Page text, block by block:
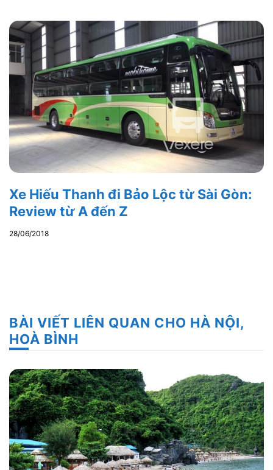
Xe Hiếu Thanh đi Bảo Lộc từ Sài Gòn:
Review từ A đến Z
28/06/2018
BÀI VIẾT LIÊN QUAN CHO HÀ NỘI,
HOÀ BÌNH